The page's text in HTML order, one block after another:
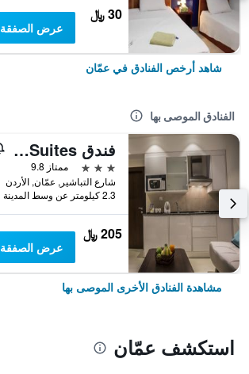
30 ﷼
عرض الصفقة
شاهد أرخص الفنادق في عمّان
الفنادق الموصى بها
فندق Naylover Suites
3 نجوم
ممتاز 9.8
شارع التباشير, عمّان, الأردن
2.3 كيلومتر عن وسط المدينة
205 ﷼
عرض الصفقة
مشاهدة الفنادق الأخرى الموصى بها
استكشف عمّان